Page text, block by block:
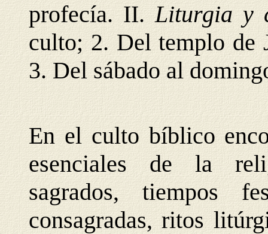
profecía. II.Liturgia y
culto; 2. Del templo de
3. Del sábado al
En el culto bíblico
esenciales de la
sagrados, tiempos
consagradas, ritos